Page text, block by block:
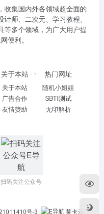
收集国内外各领域超全面的
师、二次元、学习教程、
等多个领域，为广大用户提
便利。
关于本站
关于本站
广告合作
友情赞助
热门网址
随机小姐姐
SBTI测试
无印解析
扫码关注公众号
号-3 莱卡云